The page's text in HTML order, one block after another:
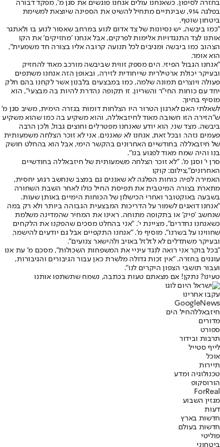
בחזרה לסיפון. כשאנחנו עולים אנחנו פוגשים את סגן מ׳, מפקד דבורה
בפלגה 914, שבינתיים מתחיל להשיט את הספינה שיוצאת למשימת
ביטחון שוטף.
״כמו ביבשה, יש נסיונות של צד אדום לנוע במרחב שאסור לנוע בו ולאתגר
אותנו לצד התנגדויות אלימות לפרקים, אבל אנחנו ׳מחזיקים׳ את הקו
הצהוב כמו ביבשה ומגיבים לכל תנועה קרובה אליו בצורה חד משמעית״,
הוא אומר.
״אנחנו הגבול הפיזי. הים מספק זווית שביבשה מורכב מאוד להחזיק
ובעיקר יכולת ארטילרית שייחודית לזירה, ובאופן הזה אנחנו משתפים
פעולה ויוצרים תמונה שלמה, כמו במבצעים בלבנון אשר לקחנו בהם חלק
יחד עם כוחות החי״ר והשריון. זו תקופה נהדרת להיות בה מבצעי״, הוא
מוסיף בחיוך.
לשאלתי האם לארגון הטרור היו הצלחות דומות בגזרה הימית, משיב סגן מ׳
ש״הזירה הזו חשובה מאוד לחיזבאללה, והוא משקיע בה כמו שהוא משקיע
ביבשה. מצד שני, הוא יודע שאנחנו מפטרלים וחוצים גבול, ולכן הרבה
פעמים נזהר. ובכל זאת, אנחנו לא שאננים. אני לא זוכר הצלחה משמעותית
של חיזבאללה בחודשיים האחרונים בהקשר הימי, אבל הוא בהחלט חושק
בנו והיה שמח מאוד לפגוע בנו״.
סרן י' וסגן מ'. "לא זוכר הצלחה משמעותית של חיזבאללה בחודשיים
האחרונים",צילום: קוקו
האמירה לפיה כוחות הפלגה לא שאננים גם במצב שנחשב רגוע יחסית,
מתארת בצורה המיטבית את תפיסת החיל כולו לאחר השבת השחורה
בשבעה באוקטובר ואחרי הכישלון של הכוחות הימיים באותן שעות.
״אנחנו דואגים לשמור על הדריכות המבצעית הגבוהה ביותר ולא רק במה
שנחשב ׳פיק׳ או בתקופה מתוחה. ראינו את המחיר שהמדינה משלמת
כשאנחנו נחדרים״, מציינת י׳. ״אני בהחלט מסכים שהפקנו את הלקחים
שחווינו על בשרנו״, מוסיף מ׳. ״אנחנו התקפיים אבל גם יודעים להישמר,
ובעיקר משתדלים לא לזלזל באויב ולהישאר צנועים״.
״בכל בוקר אני רואה לנגד עיניי את המשפחות השכולות״, מסכם מ׳ עת אנו
עוגנים בחזרה. ״אין זכות גדולה מלשרת כאן עבור הגיבורים והגיבורות,
ועבור תושבי הצפון היקרים לנו״.
טעינו? נתקן! אם מצאתם טעות בכתבה, נשמח שתשתפו אותנו
עקבו אחרינו
Googl eNews
חיזבאללהחיל הים
מדורים
ספורט
תרבות ובידור
לייף סטייל
אוכל
תיירות
טכנולוגיה ומדע
הורוסקופ
ForReal
מגזין השבוע
דעות
חדשות בארץ
חדשות בעולם
פוליטי
ביטחוני